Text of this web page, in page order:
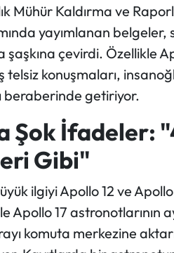
Mühür Kaldırma ve
yayımlanan
şaşkına çevirdi. Özellikle
konuşmaları,
beraberinde getiriyor.
Şok İfadeler:
Gibi"
ilgiyi Apollo 12 ve
17 astronotlarının
komuta merkezine